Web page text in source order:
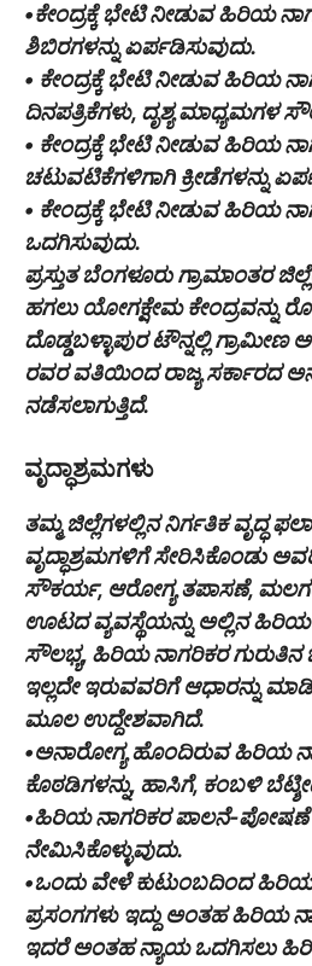
•ಕೇಂದ್ರಕ್ಕೆ ಭೇಟಿ ನೀಡುವ ಹಿರಿಯ
ಶಿಬಿರಗಳನ್ನು ಏರ್ಪಡಿಸುವುದು.
• ಕೇಂದ್ರಕ್ಕೆ ಭೇಟಿ ನೀಡುವ ಹಿರಿಯ
ದಿನಪತ್ರಿಕೆಗಳು, ದೃಶ್ಯ ಮಾಧ್ಯಮಗಳ
• ಕೇಂದ್ರಕ್ಕೆ ಭೇಟಿ ನೀಡುವ ಹಿರಿಯ
ಚಟುವಟಿಕೆಗಳಿಗಾಗಿ ಕ್ರೀಡೆಗಳನ್ನು
• ಕೇಂದ್ರಕ್ಕೆ ಭೇಟಿ ನೀಡುವ ಹಿರಿಯ
ಒದಗಿಸುವುದು.
ಪ್ರಸ್ತುತ ಬೆಂಗಳೂರು ಗ್ರಾಮಾಂತರ
ಹಗಲು ಯೋಗಕ್ಷೇಮ ಕೇಂದ್ರವನ್ನು
ದೊಡ್ಡಬಳ್ಳಾಪುರ ಟೌನ್ನಲ್ಲಿ ಗ್ರಾಮೀಣ
ರವರ ವತಿಯಿಂದ ರಾಜ್ಯ ಸರ್ಕಾರದ
ನಡೆಸಲಾಗುತ್ತಿದೆ.
ವೃದ್ಧಾಶ್ರಮಗಳು
ತಮ್ಮ ಜಿಲ್ಲೆಗಳಲ್ಲಿನ ನಿರ್ಗತಿಕ ವೃದ್ಧ
ವೃದ್ಧಾಶ್ರಮಗಳಿಗೆ ಸೇರಿಸಿಕೊಂಡು
ಸೌಕರ್ಯ, ಆರೋಗ್ಯ ತಪಾಸಣೆ,
ಊಟದ ವ್ಯವಸ್ಥೆಯನ್ನು ಅಲ್ಲಿನ
ಸೌಲಭ್ಯ, ಹಿರಿಯ ನಾಗರಿಕರ ಗುರುತಿನ
ಇಲ್ಲದೇ ಇರುವವರಿಗೆ ಆಧಾರನ್ನು
ಮೂಲ ಉದ್ದೇಶವಾಗಿದೆ.
•ಅನಾರೋಗ್ಯ ಹೊಂದಿರುವ ಹಿರಿಯ
ಕೊಠಡಿಗಳನ್ನು, ಹಾಸಿಗೆ, ಕಂಬಳಿ
•ಹಿರಿಯ ನಾಗರಿಕರ ಪಾಲನೆ-ಪೋಷಣೆ
ನೇಮಿಸಿಕೊಳ್ಳುವುದು.
•ಒಂದು ವೇಳೆ ಕುಟುಂಬದಿಂದ
ಪ್ರಸಂಗಗಳು ಇದ್ದು ಅಂತಹ ಹಿರಿಯ
ಇದರೆ ಅಂತಹ ನ್ಯಾಯ ಒದಗಿಸಲು